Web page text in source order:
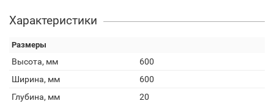
Характеристики
Размеры
Высота, мм
600
Ширина, мм
600
Глубина, мм
20